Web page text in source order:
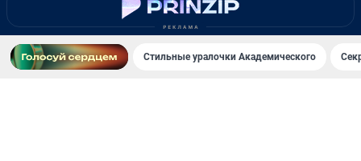
Стильные уралочки Академического